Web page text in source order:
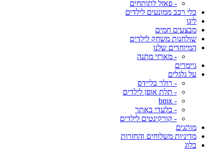
- פאזל לתותחים
כלי רכב ממונעים לילדים
ליגו
מבצעים חמים
שולחנות משחק לילדים
המיוחדים שלנו
- מארזי מתנה
גיימרים
על גלגלים
- רולר בליידס
- תלת אופן לילדים
- bmx
- בלעדי באתר
- קורקינטים לילדים
מותגים
מדיניות משלוחים והחזרות
בלוג